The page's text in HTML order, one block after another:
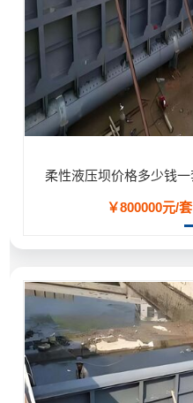
柔性液压坝价格多少钱
￥800000元/套